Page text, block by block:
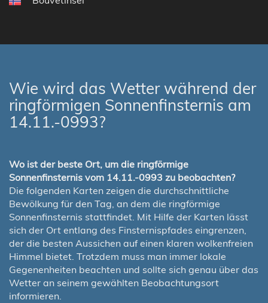
Wie wird das Wetter während der
ringförmigen Sonnenfinsternis am
14.11.-0993?
Wo ist der beste Ort, um die ringförmige
Sonnenfinsternis vom 14.11.-0993 zu beobachten?
Die folgenden Karten zeigen die durchschnittliche
Bewölkung für den Tag, an dem die ringförmige
Sonnenfinsternis stattfindet. Mit Hilfe der Karten lässt
sich der Ort entlang des Finsternispfades eingrenzen,
der die besten Aussichen auf einen klaren wolkenfreien
Himmel bietet. Trotzdem muss man immer lokale
Gegenenheiten beachten und sollte sich genau über das
Wetter an seinem gewählten Beobachtungsort
informieren.